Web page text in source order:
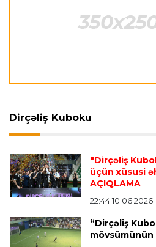
“Barselona”nın sabiq
“Barselona”ya keçidinə razı
“Atletiko”nun futbolçusu
“Vest Hem” “Tottenhem”in
transfer edir
Dirçəliş Kuboku
"Dirçəliş
üçün xüsusi
AÇIQLAMA
22:44 10.06.2026
“Dirçəliş
mövsümünün